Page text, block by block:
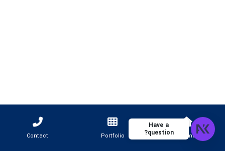
Home
Portfolio
Contact
Have a
question?